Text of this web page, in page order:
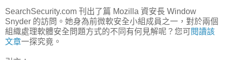
SearchSecurity.com 刊出了篇 Mozilla 資安長 Window
Snyder 的訪問。她身為前微軟安全小組成員之一，對於兩個
組織處理軟體安全問題方式的不同有何見解呢？您可 閱讀該
文章一探究竟。